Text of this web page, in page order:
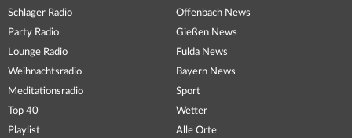
Schlager Radio
Party Radio
Lounge Radio
Weihnachtsradio
Meditationsradio
Top 40
Playlist
Offenbach News
Gießen News
Fulda News
Bayern News
Sport
Wetter
Alle Orte